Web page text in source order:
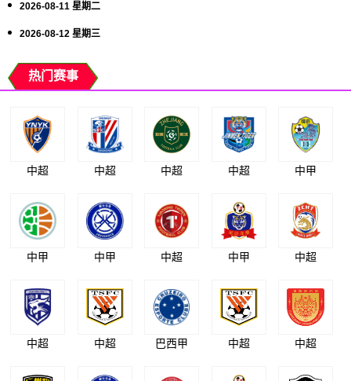
2026-08-11 星期二
2026-08-12 星期三
热门赛事
中超 中超 中超 中超 中甲
中甲 中甲 中超 中甲 中超
中超 中超 巴西甲 中超 中超